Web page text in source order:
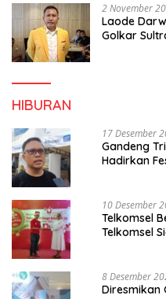
2 November
Laode
Golkar
HIBURAN
17 Desember
Gandeng
Hadirkan
10 Desember
Telkomsel
Telkomsel
8 Desember
Diresmikan